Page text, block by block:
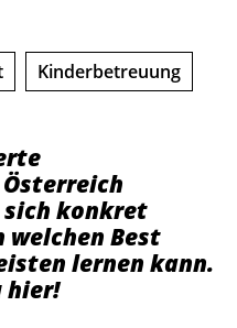
Kinderbetreuung
konkret
welchen Best
lernen kann.
hier!